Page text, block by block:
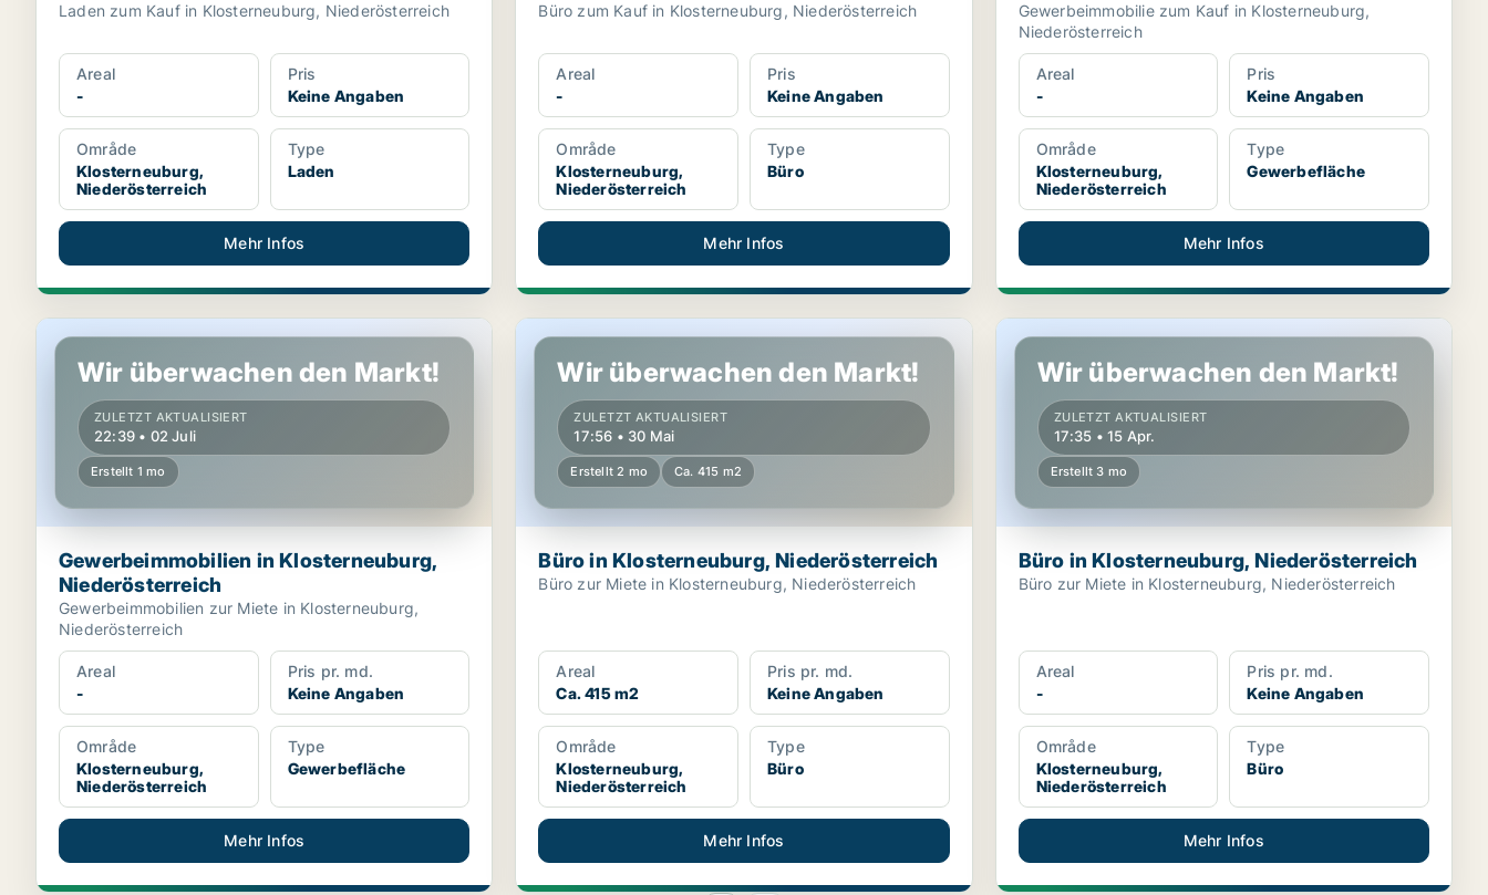
Laden zum Kauf in Klosterneuburg, Niederösterreich
Areal
-
Pris
Keine Angaben
Område
Klosterneuburg,
Niederösterreich
Type
Laden
Mehr Infos
Büro zum Kauf in Klosterneuburg, Niederösterreich
Areal
-
Pris
Keine Angaben
Område
Klosterneuburg,
Niederösterreich
Type
Büro
Mehr Infos
Gewerbeimmobilie zum Kauf in Klosterneuburg,
Niederösterreich
Areal
-
Pris
Keine Angaben
Område
Klosterneuburg,
Niederösterreich
Type
Gewerbefläche
Mehr Infos
Gewerbeimmobilien in Klosterneuburg, Niederösterreich
Wir überwachen den Markt!
ZULETZT AKTUALISIERT
22:39 • 02 Juli
Erstellt 1 mo
Gewerbeimmobilien in Klosterneuburg,
Niederösterreich
Gewerbeimmobilien zur Miete in Klosterneuburg,
Niederösterreich
Areal
-
Pris pr. md.
Keine Angaben
Område
Klosterneuburg,
Niederösterreich
Type
Gewerbefläche
Mehr Infos
Büro in Klosterneuburg, Niederösterreich
Wir überwachen den Markt!
ZULETZT AKTUALISIERT
17:56 • 30 Mai
Erstellt 2 mo Ca. 415 m2
Büro in Klosterneuburg, Niederösterreich
Büro zur Miete in Klosterneuburg, Niederösterreich
Areal
Ca. 415 m2
Pris pr. md.
Keine Angaben
Område
Klosterneuburg,
Niederösterreich
Type
Büro
Mehr Infos
Büro in Klosterneuburg, Niederösterreich
Wir überwachen den Markt!
ZULETZT AKTUALISIERT
17:35 • 15 Apr.
Erstellt 3 mo
Büro in Klosterneuburg, Niederösterreich
Büro zur Miete in Klosterneuburg, Niederösterreich
Areal
-
Pris pr. md.
Keine Angaben
Område
Klosterneuburg,
Niederösterreich
Type
Büro
Mehr Infos